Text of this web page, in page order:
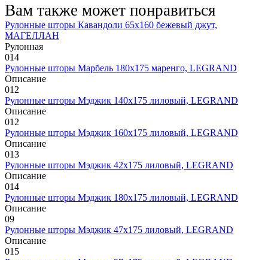
Вам также может понравиться
Рулонные шторы Кавандоли 65х160 бежевый джут,
МАГЕЛЛАН
Рулонная
014
Рулонные шторы Марбель 180х175 маренго, LEGRAND
Описание
012
Рулонные шторы Мэджик 140х175 лиловый, LEGRAND
Описание
012
Рулонные шторы Мэджик 160х175 лиловый, LEGRAND
Описание
013
Рулонные шторы Мэджик 42х175 лиловый, LEGRAND
Описание
014
Рулонные шторы Мэджик 180х175 лиловый, LEGRAND
Описание
09
Рулонные шторы Мэджик 47х175 лиловый, LEGRAND
Описание
015